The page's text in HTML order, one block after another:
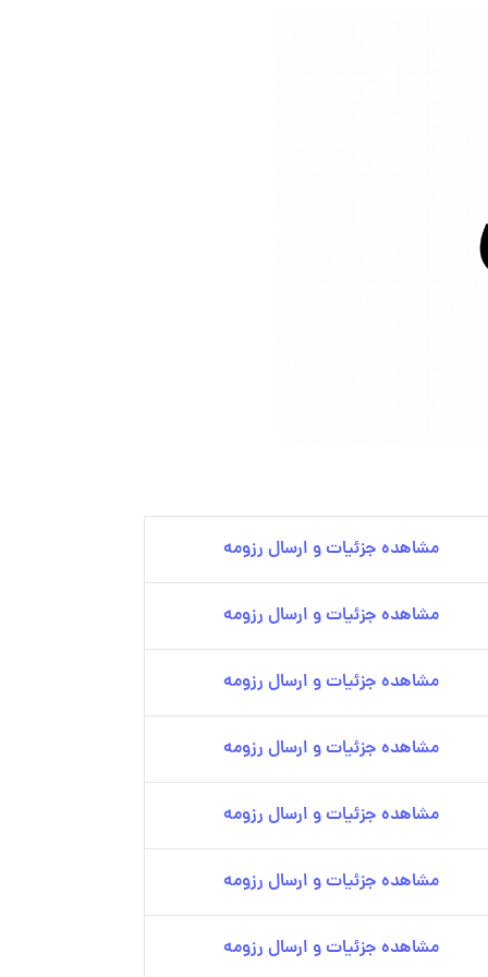
مشاهده جزئیات و ارسال رزومه
مشاهده جزئیات و ارسال رزومه
مشاهده جزئیات و ارسال رزومه
مشاهده جزئیات و ارسال رزومه
مشاهده جزئیات و ارسال رزومه
مشاهده جزئیات و ارسال رزومه
مشاهده جزئیات و ارسال رزومه